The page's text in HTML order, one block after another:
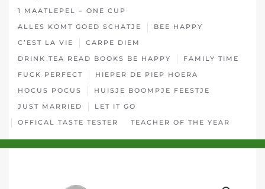
1 MAATLEPEL – ONE CUP
ALLES KOMT GOED SCHATJE
BEE HAPPY
C’EST LA VIE
CARPE DIEM
DRINK TEA READ BOOKS BE HAPPY
FAMILY TIME
FUCK PERFECT
HIEPER DE PIEP HOERA
HOCUS POCUS
HUISJE BOOMPJE FEESTJE
JUST MARRIED
LET IT GO
OFFICAL TASTE TESTER
TEACHER OF THE YEAR